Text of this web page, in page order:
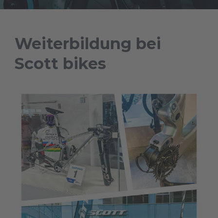
Weiterbildung bei
Scott bikes
LEO-Bikes